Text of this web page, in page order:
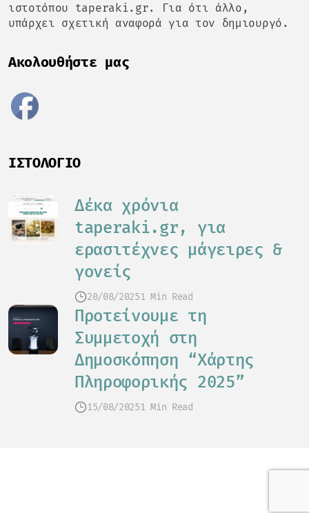
ιστοτόπου taperaki.gr. Για ότι άλλο,
υπάρχει σχετική αναφορά για τον δημιουργό.
Ακολουθήστε μας
ΙΣΤΟΛΌΓΙΟ
Δέκα χρόνια
taperaki.gr, για
ερασιτέχνες μάγειρες &
γονείς
20/08/20251 Min Read
Προτείνουμε τη
Συμμετοχή στη
Δημοσκόπηση “Χάρτης
Πληροφορικής 2025”
15/08/20251 Min Read